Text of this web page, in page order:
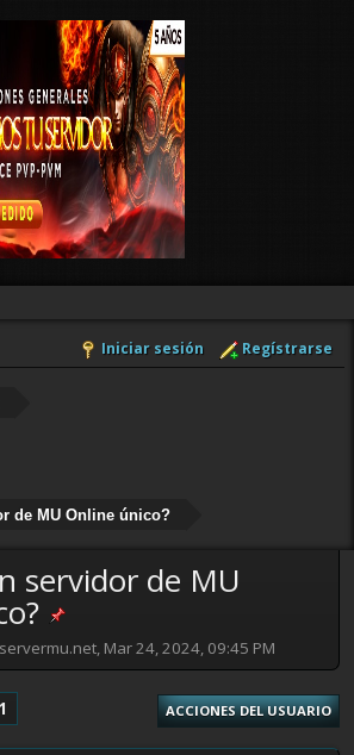
Iniciar sesión Regístrarse
de MU Online único?
servidor de MU
Mar 24, 2024, 09:45 PM
1 ACCIONES DEL USUARIO